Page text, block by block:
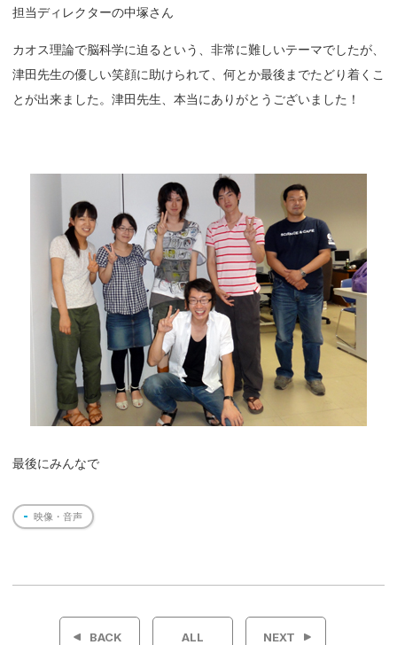
担当ディレクターの中塚さん
カオス理論で脳科学に迫るという、非常に難しいテーマでしたが、
津田先生の優しい笑顔に助けられて、何とか最後までたどり着くこ
とが出来ました。津田先生、本当にありがとうございました！
最後にみんなで
映像・音声
投
BACK ALL NEXT